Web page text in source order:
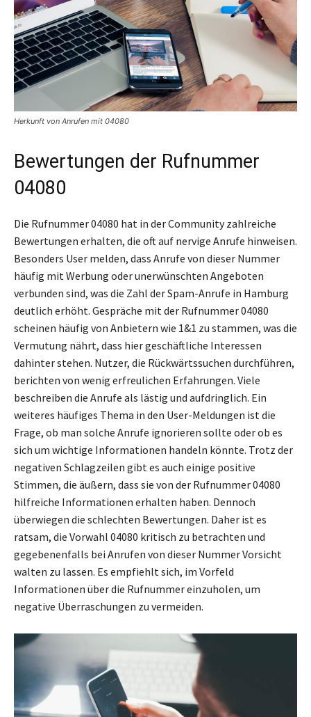
Herkunft von Anrufen mit 04080
Bewertungen der Rufnummer
04080
Die Rufnummer 04080 hat in der Community zahlreiche
Bewertungen erhalten, die oft auf nervige Anrufe hinweisen.
Besonders User melden, dass Anrufe von dieser Nummer
häufig mit Werbung oder unerwünschten Angeboten
verbunden sind, was die Zahl der Spam-Anrufe in Hamburg
deutlich erhöht. Gespräche mit der Rufnummer 04080
scheinen häufig von Anbietern wie 1&1 zu stammen, was die
Vermutung nährt, dass hier geschäftliche Interessen
dahinter stehen. Nutzer, die Rückwärtssuchen durchführen,
berichten von wenig erfreulichen Erfahrungen. Viele
beschreiben die Anrufe als lästig und aufdringlich. Ein
weiteres häufiges Thema in den User-Meldungen ist die
Frage, ob man solche Anrufe ignorieren sollte oder ob es
sich um wichtige Informationen handeln könnte. Trotz der
negativen Schlagzeilen gibt es auch einige positive
Stimmen, die äußern, dass sie von der Rufnummer 04080
hilfreiche Informationen erhalten haben. Dennoch
überwiegen die schlechten Bewertungen. Daher ist es
ratsam, die Vorwahl 04080 kritisch zu betrachten und
gegebenenfalls bei Anrufen von dieser Nummer Vorsicht
walten zu lassen. Es empfiehlt sich, im Vorfeld
Informationen über die Rufnummer einzuholen, um
negative Überraschungen zu vermeiden.